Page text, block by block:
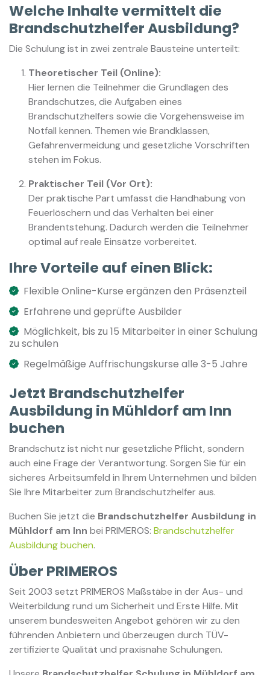
Welche Inhalte vermittelt die
Brandschutzhelfer Ausbildung?
Die Schulung ist in zwei zentrale Bausteine unterteilt:
Theoretischer Teil (Online):
Hier lernen die Teilnehmer die Grundlagen des
Brandschutzes, die Aufgaben eines
Brandschutzhelfers sowie die Vorgehensweise im
Notfall kennen. Themen wie Brandklassen,
Gefahrenvermeidung und gesetzliche Vorschriften
stehen im Fokus.
Praktischer Teil (Vor Ort):
Der praktische Part umfasst die Handhabung von
Feuerlöschern und das Verhalten bei einer
Brandentstehung. Dadurch werden die Teilnehmer
optimal auf reale Einsätze vorbereitet.
Ihre Vorteile auf einen Blick:
Flexible Online-Kurse ergänzen den Präsenzteil
Erfahrene und geprüfte Ausbilder
Möglichkeit, bis zu 15 Mitarbeiter in einer Schulung
zu schulen
Regelmäßige Auffrischungskurse alle 3-5 Jahre
Jetzt Brandschutzhelfer
Ausbildung in Mühldorf am Inn
buchen
Brandschutz ist nicht nur gesetzliche Pflicht, sondern
auch eine Frage der Verantwortung. Sorgen Sie für ein
sicheres Arbeitsumfeld in Ihrem Unternehmen und bilden
Sie Ihre Mitarbeiter zum Brandschutzhelfer aus.
Buchen Sie jetzt die Brandschutzhelfer Ausbildung in
Mühldorf am Inn bei PRIMEROS: Brandschutzhelfer
Ausbildung buchen.
Über PRIMEROS
Seit 2003 setzt PRIMEROS Maßstäbe in der Aus- und
Weiterbildung rund um Sicherheit und Erste Hilfe. Mit
unserem bundesweiten Angebot gehören wir zu den
führenden Anbietern und überzeugen durch TÜV-
zertifizierte Qualität und praxisnahe Schulungen.